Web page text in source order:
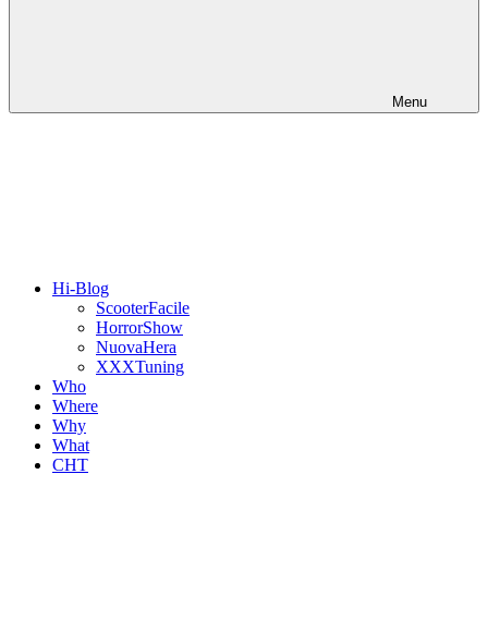
Menu
Hi-Blog
ScooterFacile
HorrorShow
NuovaHera
XXXTuning
Who
Where
Why
What
CHT